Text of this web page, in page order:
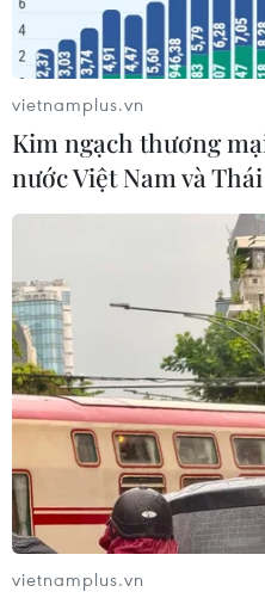
thiệt mạng đã tăng lên
người
04/08/2026 10:17
Mỹ: Cháy rừng bùng
khiến khoảng 65.000
tán
“Tổ trưởng” ở vùng biên
rừng, vừa khéo vận động
04/08/2026 07:44
Mỹ ghi nhận ca tử vong
trong mùa dịch
vietnamplus.vn
Kim ngạch thương
nước Việt Nam và
vietnamplus.vn